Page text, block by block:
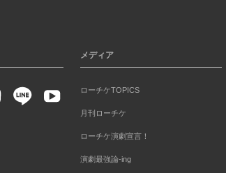
メディア
ローチケTOPICS
月刊ローチケ
ローチケ演劇宣言！
演劇最強論-ing